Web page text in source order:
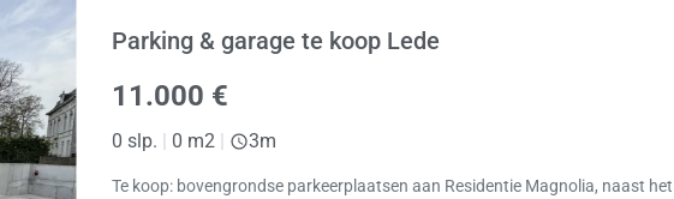
Parking & garage te koop Lede
11.000 €
0 slp. 0 m2 3m
Te koop: bovengrondse parkeerplaatsen aan Residentie Magnolia, naast